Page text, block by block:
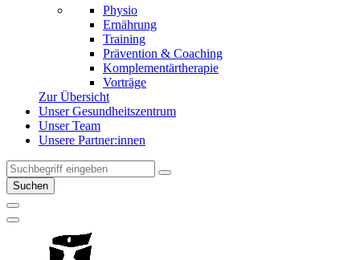
Physio
Ernährung
Training
Prävention & Coaching
Komplementärtherapie
Vorträge
Zur Übersicht
Unser Gesundheitszentrum
Unser Team
Unsere Partner:innen
Suchen